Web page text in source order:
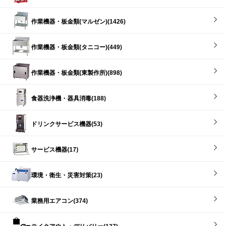
作業機器・板金類(マルゼン)(1426)
作業機器・板金類(タニコー)(449)
作業機器・板金類(東製作所)(898)
食器洗浄機・器具消毒(188)
ドリンクサービス機器(53)
サービス機器(17)
環境・衛生・災害対策(23)
業務用エアコン(374)